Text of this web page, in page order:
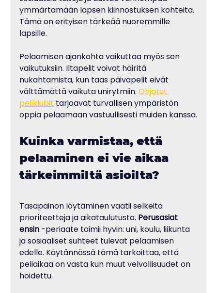
ymmärtämään lapsen kiinnostuksen kohteita.
Tämä on erityisen tärkeää nuoremmille
lapsille.
Pelaamisen ajankohta vaikuttaa myös sen
vaikutuksiin. Iltapelit voivat häiritä
nukahtamista, kun taas päiväpelit eivät
välttämättä vaikuta unirytmiin. Ohjatut
peliklubit tarjoavat turvallisen ympäristön
oppia pelaamaan vastuullisesti muiden kanssa.
Kuinka varmistaa, että
pelaaminen ei vie aikaa
tärkeimmiltä asioilta?
Tasapainon löytäminen vaatii selkeitä
prioriteetteja ja aikataulutusta. Perusasiat
ensin -periaate toimii hyvin: uni, koulu, liikunta
ja sosiaaliset suhteet tulevat pelaamisen
edelle. Käytännössä tämä tarkoittaa, että
peliaikaa on vasta kun muut velvollisuudet on
hoidettu.